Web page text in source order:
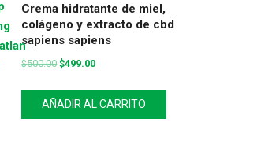
Crema hidratante de miel,
colágeno y extracto de cbd
sapiens sapiens
$500.00 $499.00
AÑADIR AL CARRITO